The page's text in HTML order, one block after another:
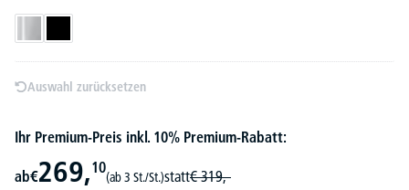
Auswahl zurücksetzen
Ihr Premium-Preis inkl. 10% Premium-Rabatt:
ab€269,10
(ab 3 St./St.)statt€ 319,-